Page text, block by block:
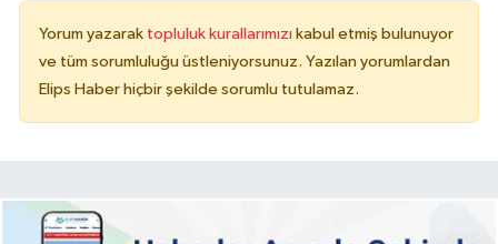
Yorum yazarak topluluk kurallarımızı kabul etmiş bulunuyor
ve tüm sorumluluğu üstleniyorsunuz. Yazılan yorumlardan
Elips Haber hiçbir şekilde sorumlu tutulamaz.